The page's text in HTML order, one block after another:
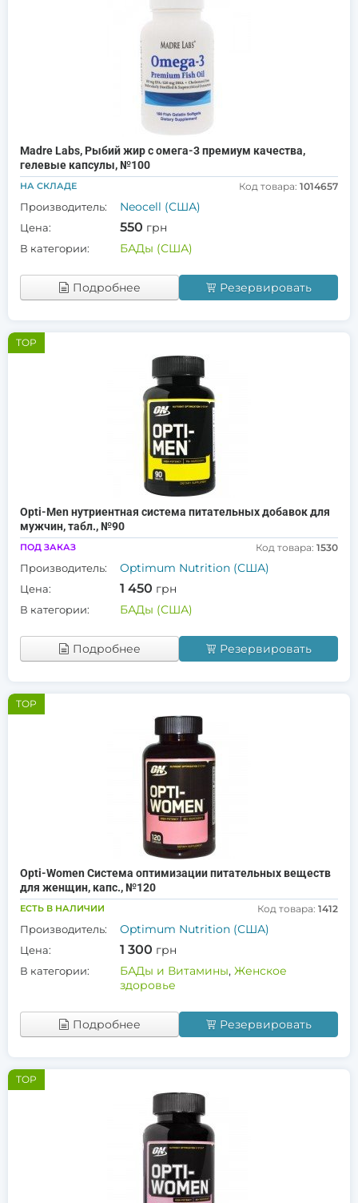
Madre Labs, Рыбий жир с омега-3 премиум качества,
гелевые капсулы, №100
НА СКЛАДЕ Код товара: 1014657
Производитель: Neocell (США)
Цена: 550 грн
В категории: БАДы (США)
Подробнее Резервировать
TOP
Opti-Men нутриентная система питательных добавок для
мужчин, табл., №90
ПОД ЗАКАЗ Код товара: 1530
Производитель: Optimum Nutrition (США)
Цена: 1 450 грн
В категории: БАДы (США)
Подробнее Резервировать
TOP
Opti-Women Система оптимизации питательных веществ
для женщин, капс., №120
ЕСТЬ В НАЛИЧИИ Код товара: 1412
Производитель: Optimum Nutrition (США)
Цена: 1 300 грн
В категории: БАДы и Витамины, Женское
здоровье
Подробнее Резервировать
TOP